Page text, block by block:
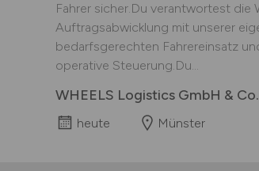
Fahrer sicher.Du verantwortest die
Auftragsabwicklung mit unserer
bedarfsgerechten Fahrereinsatz
operative Steuerung.Du...
WHEELS Logistics GmbH &
heute Münster